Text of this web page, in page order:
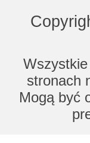
stronach
Mogą być